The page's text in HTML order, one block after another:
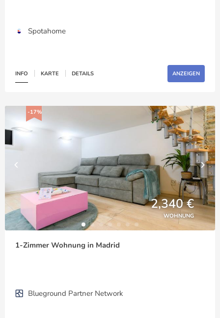
Spotahome
INFO KARTE DETAILS ANZEIGEN
-17%
2,340 €
WOHNUNG
1-Zimmer Wohnung in Madrid
Blueground Partner Network